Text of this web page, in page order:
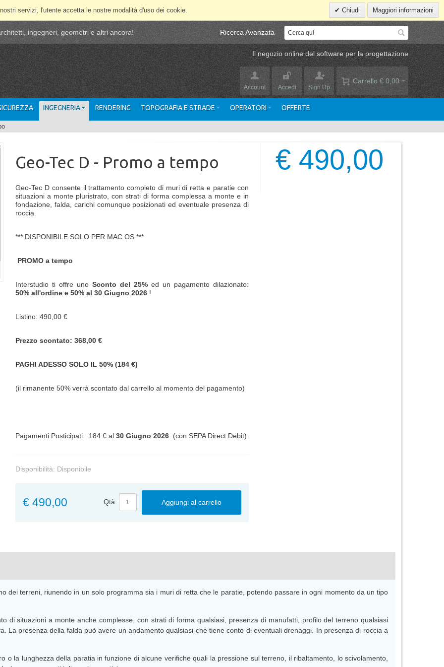
servizi, l'utente accetta le nostre modalità d'uso dei cookie. Chiudi Maggiori informazioni
ingegneri, geometri e altri ancora! Ricerca Avanzata
Il negozio online del software per la progettazione
Carrello € 0,00
Account Accedi Sign Up
INGEGNERIA RENDERING TOPOGRAFIA E STRADE OPERATORI OFFERTE
Geo-Tec D - Promo a tempo
Geo-Tec D consente il trattamento completo di muri di retta e paratie con
situazioni a monte pluristrato, con strati di forma complessa a monte e in
fondazione, falda, carichi comunque posizionati ed eventuale presenza di
roccia.
*** DISPONIBILE SOLO PER MAC OS ***
PROMO a tempo
Interstudio ti offre uno Sconto del 25%ed un pagamento dilazionato:
50% all'ordine e 50% al30 Giugno 2026 !
Listino: 490,00 €
Prezzo scontato: 368,00 €
PAGHI ADESSO SOLO IL 50% (184 €)
(il rimanente 50% verrà scontato dal carrello al momento del pagamento)
Pagamenti Posticipati: 184 € al30 Giugno 2026 (con SEPA Direct Debit)
Disponibilità: Disponibile
€ 490,00 Qtà: Aggiungi al carrello
€ 490,00
dei terreni, riunendo in un solo programma sia i muri di retta che le paratie, potendo passare in ogni momento da un tipo
di situazioni a monte anche complesse, con strati di forma qualsiasi, presenza di manufatti, profilo del terreno qualsiasi
La presenza della falda può avere un andamento qualsiasi che tiene conto di eventuali drenaggi. In presenza di roccia a
o la lunghezza della paratia in funzione di alcune verifiche quali la pressione sul terreno, il ribaltamento, lo scivolamento,